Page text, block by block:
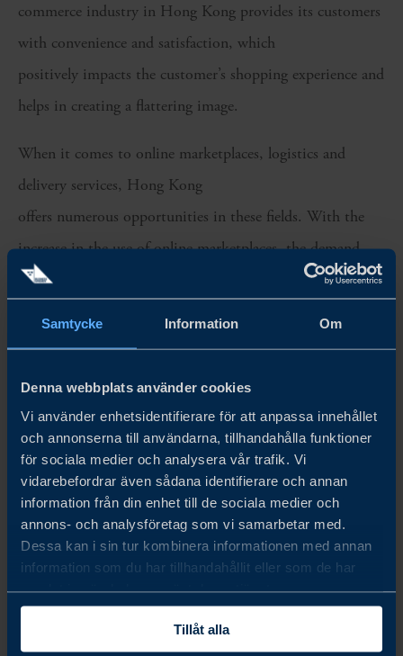
Samtycke Information Om
Denna webbplats använder cookies
Vi använder enhetsidentifierare för att anpassa innehållet
och annonserna till användarna, tillhandahålla funktioner
för sociala medier och analysera vår trafik. Vi
vidarebefordrar även sådana identifierare och annan
information från din enhet till de sociala medier och
annons- och analysföretag som vi samarbetar med.
Dessa kan i sin tur kombinera informationen med annan
information som du har tillhandahållit eller som de har
samlat in när du har använt deras tjänster.
Tillåt alla
commerce industry in Hong Kong provides its customers
with convenience and satisfaction, which
positively impacts the customer’s shopping experience and
helps in creating a flattering image.
When it comes to online marketplaces, logistics and
delivery services, Hong Kong
offers numerous opportunities in these fields. With the
increase in the use of online marketplaces, the demand
for logistics and delivery services is also increasing.
Retail tech is also among the big players in Hong Kong
HOW
Hong Kong’s e‑commerce market is expected to reach
USD 28.82 billion in 2026, growing at an annual rate of
9.42% (2023–2027), with user penetration rising
from 80.9% in 2023 to 88.2% by 2027 and the
total number of users projected to reach 6.6 million by